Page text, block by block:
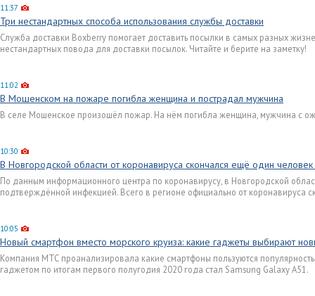
11:37
Три нестандартных способа использования службы доставки
Служба доставки Boxberry помогает доставить посылки в самых разных
нестандартных повода для доставки посылок. Читайте и берите на заметку!
11:02
В Мошенском на пожаре погибла женщина и пострадал мужчина
В селе Мошенское произошёл пожар. На нём погибла женщина, мужчина с
10:30
В Новгородской области от коронавируса скончался ещё один человек
По данным информационного центра по коронавирусу, в Новгородской
подтверждённой инфекцией. Всего в регионе официально от коронавируса
10:05
Новый смартфон вместо морского круиза: какие гаджеты выбирают
Компания МТС проанализировала какие смартфоны пользуются
гаджетом по итогам первого полугодия 2020 года стал Samsung Galaxy A51.